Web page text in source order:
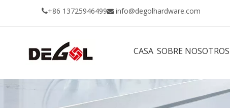
+86 13725946499 info@degolhardware.com
CASA SOBRE NOSOTROS